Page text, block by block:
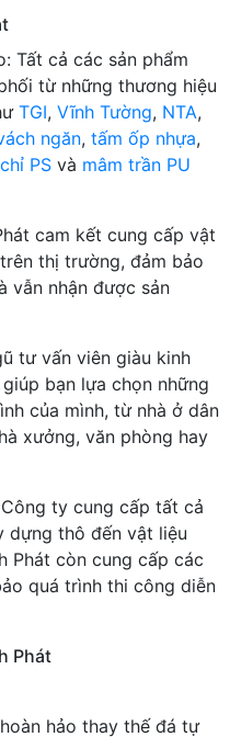
Tất cả các sản phẩm
từ những thương hiệu
TGI, Vĩnh Tường, NTA,
ngăn, tấm ốp nhựa,
PS và mâm trần PU
cam kết cung cấp vật
thị trường, đảm bảo
vẫn nhận được sản
tư vấn viên giàu kinh
bạn lựa chọn những
của mình, từ nhà ở dân
xưởng, văn phòng hay
ty cung cấp tất cả
dựng thô đến vật liệu
Phát còn cung cấp các
quá trình thi công diễn
Phát
hảo thay thế đá tự